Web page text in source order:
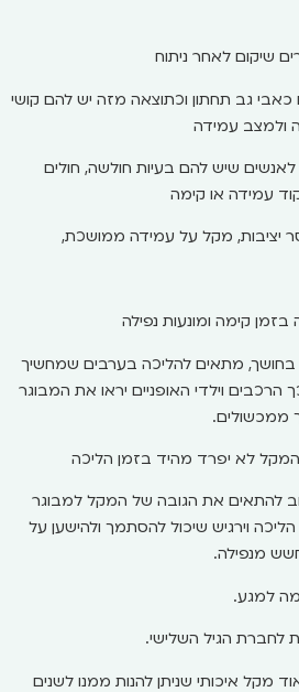
שיקום לאחר ניתוח
גב תחתון וכתוצאה מזה יש להם קושי
ולמצב עמידה
לאנשים שיש להם בעיות חולשה, חולים
עמידה או קימה
יציבות, מקל על עמידה ממושכת,
בחושך, מתאים להליכה בערבים שמחשיך
הרכבים וילדי האופניים יראו את המבוגר
ממכשולים.
לא יפרד מהיד בזמן הליכה
להתאים את הגובה של המקל למבוגר
וירגיש שיכול להסתמך ולהישען על
מנפילה.
למגע.
לחברת הגיל השלישי.
מקל איכותי שניתן להנות ממנו לשנים